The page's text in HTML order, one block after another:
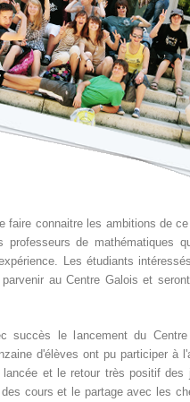
faire connaitre les ambitions de
de mathématiques
Les étudiants
au Centre Galois et
succès le lancement du
d'élèves ont pu participer à
et le retour très positif des
cours et le partage avec les